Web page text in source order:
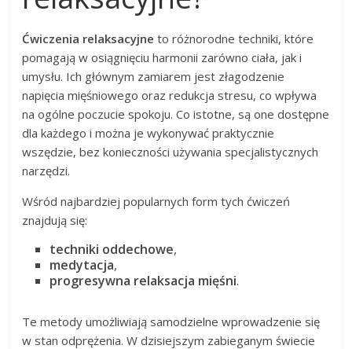
Ćwiczenia relaksacyjne to różnorodne techniki, które
pomagają w osiągnięciu harmonii zarówno ciała, jak i
umysłu. Ich głównym zamiarem jest złagodzenie
napięcia mięśniowego oraz redukcja stresu, co wpływa
na ogólne poczucie spokoju. Co istotne, są one dostępne
dla każdego i można je wykonywać praktycznie
wszędzie, bez konieczności używania specjalistycznych
narzędzi.
Wśród najbardziej popularnych form tych ćwiczeń
znajdują się:
techniki oddechowe,
medytacja,
progresywna relaksacja mięśni.
Te metody umożliwiają samodzielne wprowadzenie się
w stan odprężenia. W dzisiejszym zabieganym świecie